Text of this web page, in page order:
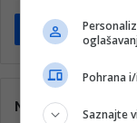
Pročitaj više
Najčitanije
Pohrana
Saznajte